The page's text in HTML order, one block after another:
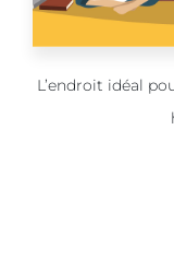
L’endroit idéal